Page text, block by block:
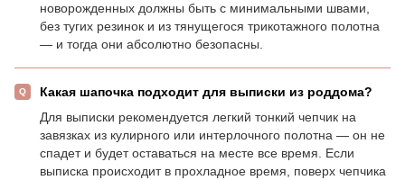
новорожденных должны быть с минимальными швами,
без тугих резинок и из тянущегося трикотажного полотна
— и тогда они абсолютно безопасны.
Какая шапочка подходит для выписки из роддома?
Для выписки рекомендуется легкий тонкий чепчик на
завязках из кулирного или интерлочного полотна — он не
спадет и будет оставаться на месте все время. Если
выписка происходит в прохладное время, поверх чепчика